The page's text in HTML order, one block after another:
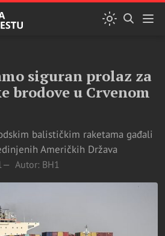
siguran prolaz za
brodove u Crvenom
balističkim raketama gađali
Američkih Država
Autor: BH1